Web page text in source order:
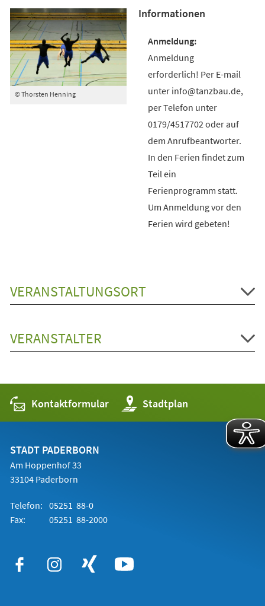
© Thorsten Henning
Informationen
Anmeldung
erforderlich! Per E-mail
unter info@tanzbau.de,
per Telefon unter
0179/4517702 oder auf
dem Anrufbeantworter.
In den Ferien findet zum
Teil ein
Ferienprogramm statt.
Um Anmeldung vor den
Ferien wird gebeten!
VERANSTALTUNGSORT
VERANSTALTER
Kontaktformular Stadtplan
(Öffnet
in
einem
STADT PADERBORN
Am Hoppenhof 33
33104 Paderborn
Telefon: 05251 88-0
Fax:
05251 88-2000